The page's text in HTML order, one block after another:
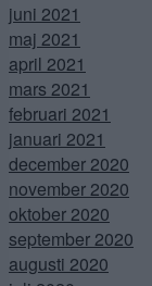
juni 2021
maj 2021
april 2021
mars 2021
februari 2021
januari 2021
december 2020
november 2020
oktober 2020
september 2020
augusti 2020